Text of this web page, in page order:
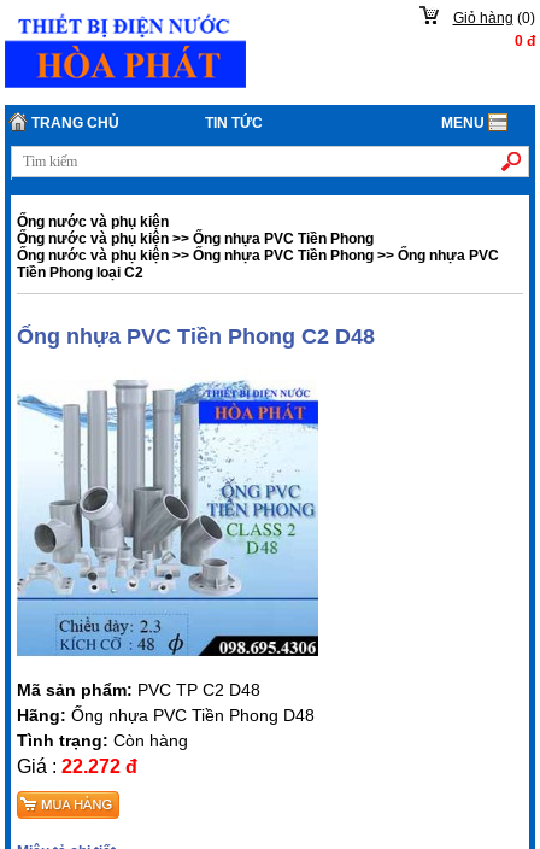
Giỏ hàng (0)
0đ
TRANG CHỦ TIN TỨC MENU
Ống nước và phụ kiện
Ống nước và phụ kiện >>Ống nhựa PVC Tiền Phong
Ống nước và phụ kiện >>Ống nhựa PVC Tiền Phong >>Ống nhựa PVC
Tiền Phong loại C2
Ống nhựa PVC Tiền Phong C2 D48
Mã sản phẩm: PVC TP C2 D48
Hãng:Ống nhựa PVC Tiền Phong D48
Tình trạng:Còn hàng
Giá :22.272 đ